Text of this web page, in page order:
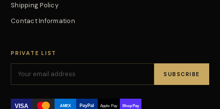
Shipping Policy
Contact Information
PRIVATE LIST
SUBSCRIBE
VISA AMEX PayPal Apple Pay Shop Pay